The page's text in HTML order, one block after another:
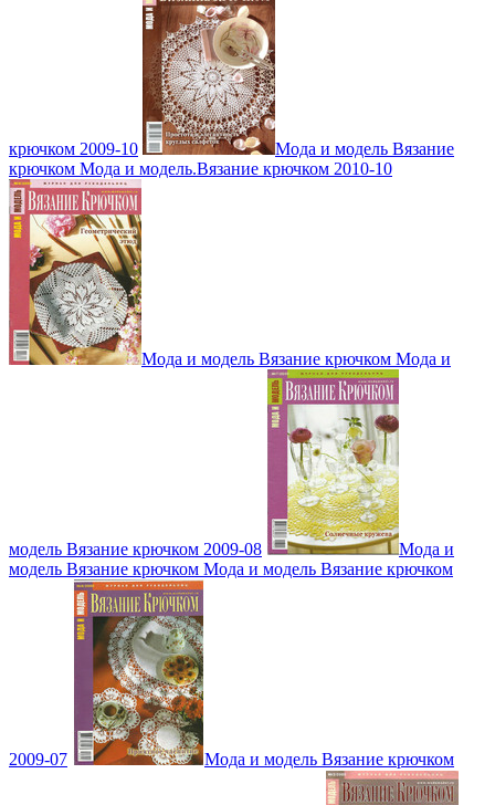
крючком 2009-10
Мода и модель Вязание
крючком Мода и модель.Вязание крючком 2010-10
Мода и модель Вязание крючком Мода и
модель Вязание крючком 2009-08
Мода и
модель Вязание крючком Мода и модель Вязание крючком
2009-07 Мода и модель Вязание крючком